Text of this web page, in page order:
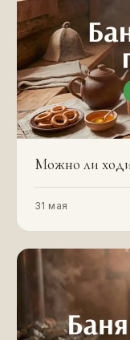
Можно ли
31 мая